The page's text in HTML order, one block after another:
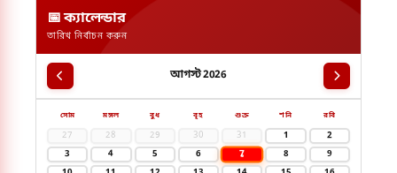
📅 ক্যালেন্ডার
তারিখ নির্বাচন করুন
আগস্ট 2026
সোম মঙ্গল বুধ বৃহ শুক্র শনি রবি
27 28 29 30 31 1
2
3
4 5 6 7 8
9